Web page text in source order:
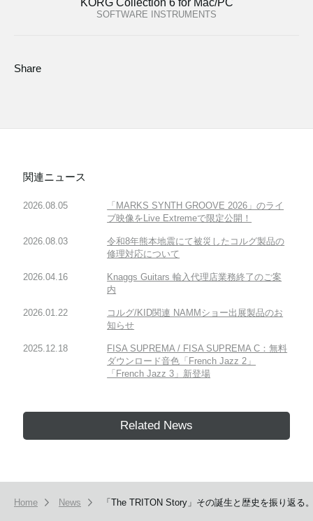
KORG Collection 6 for Mac/PC
SOFTWARE INSTRUMENTS
Share
関連ニュース
2026.08.05
「MARKS SYNTH GROOVE 2026」のライ
ブ映像をLive Extremeで限定公開！
2026.08.03
令和8年熊本地震にて被災したコルグ製品の
修理対応について
2026.04.16
Knaggs Guitars 輸入代理店業務終了のご案
内
2026.01.22
コルグ/KID関連 NAMMショー出展製品のお
知らせ
2025.12.18
FISA SUPREMA / FISA SUPREMA C：無料
ダウンロード音色「French Jazz 2」
「French Jazz 3」新登場
Related News
Home News 「The TRITON Story」その誕生と歴史を振り返